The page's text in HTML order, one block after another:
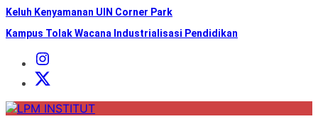
Keluh Kenyamanan UIN Corner Park
Kampus Tolak Wacana Industrialisasi Pendidikan
Instagram
Institut
X
LPM